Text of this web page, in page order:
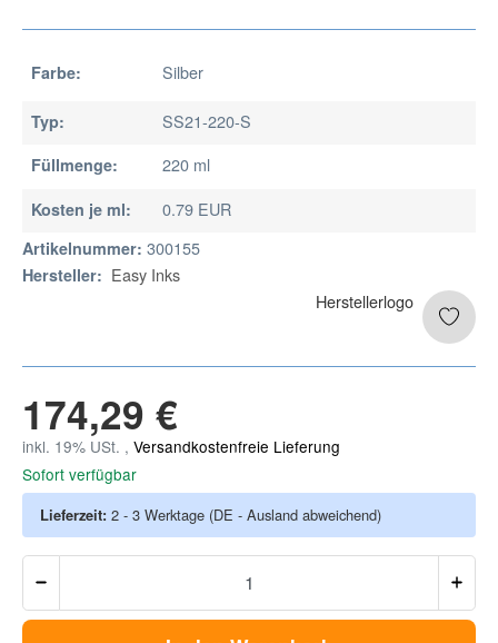
Farbe: Silber
Typ: SS21-220-S
Füllmenge: 220 ml
Kosten je ml: 0.79 EUR
Artikelnummer: 300155
Hersteller: Easy Inks
174,29 €
inkl. 19% USt. , Versandkostenfreie Lieferung
Sofort verfügbar
Lieferzeit: 2 - 3 Werktage (DE - Ausland abweichend)